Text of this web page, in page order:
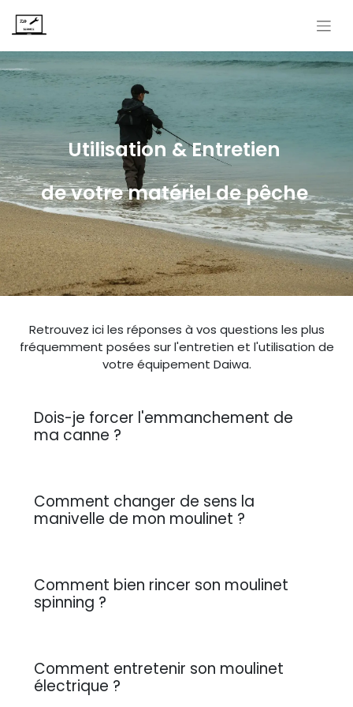
Utilisation & Entretien
de votre matériel de pêche
Retrouvez ici les réponses à vos questions les plus
fréquemment posées sur l'entretien et l'utilisation de
votre équipement Daiwa.
Dois-je forcer l'emmanchement de
ma canne ?
Comment changer de sens la
manivelle de mon moulinet ?
Comment bien rincer son moulinet
spinning ?
Comment entretenir son moulinet
électrique ?